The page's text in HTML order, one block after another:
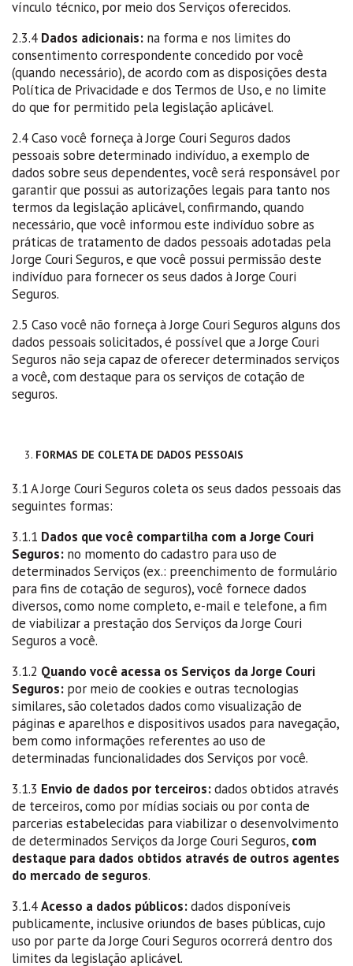
vínculo técnico, por meio dos Serviços oferecidos.
2.3.4 Dados adicionais: na forma e nos limites do
consentimento correspondente concedido por você
(quando necessário), de acordo com as disposições desta
Política de Privacidade e dos Termos de Uso, e no limite
do que for permitido pela legislação aplicável.
2.4 Caso você forneça à Jorge Couri Seguros dados
pessoais sobre determinado indivíduo, a exemplo de
dados sobre seus dependentes, você será responsável por
garantir que possui as autorizações legais para tanto nos
termos da legislação aplicável, confirmando, quando
necessário, que você informou este indivíduo sobre as
práticas de tratamento de dados pessoais adotadas pela
Jorge Couri Seguros, e que você possui permissão deste
indivíduo para fornecer os seus dados à Jorge Couri
Seguros.
2.5 Caso você não forneça à Jorge Couri Seguros alguns dos
dados pessoais solicitados, é possível que a Jorge Couri
Seguros não seja capaz de oferecer determinados serviços
a você, com destaque para os serviços de cotação de
seguros.
FORMAS DE COLETA DE DADOS PESSOAIS
3.1 A Jorge Couri Seguros coleta os seus dados pessoais das
seguintes formas:
3.1.1 Dados que você compartilha com a Jorge Couri
Seguros: no momento do cadastro para uso de
determinados Serviços (ex.: preenchimento de formulário
para fins de cotação de seguros), você fornece dados
diversos, como nome completo, e-mail e telefone, a fim
de viabilizar a prestação dos Serviços da Jorge Couri
Seguros a você.
3.1.2 Quando você acessa os Serviços da Jorge Couri
Seguros: por meio de cookies e outras tecnologias
similares, são coletados dados como visualização de
páginas e aparelhos e dispositivos usados para navegação,
bem como informações referentes ao uso de
determinadas funcionalidades dos Serviços por você.
3.1.3 Envio de dados por terceiros:dados obtidos através
de terceiros, como por mídias sociais ou por conta de
parcerias estabelecidas para viabilizar o desenvolvimento
de determinados Serviços da Jorge Couri Seguros, com
destaque para dados obtidos através de outros agentes
do mercado de seguros.
3.1.4Acesso a dados públicos:dados disponíveis
publicamente, inclusive oriundos de bases públicas, cujo
uso por parte da Jorge Couri Seguros ocorrerá dentro dos
limites da legislação aplicável.